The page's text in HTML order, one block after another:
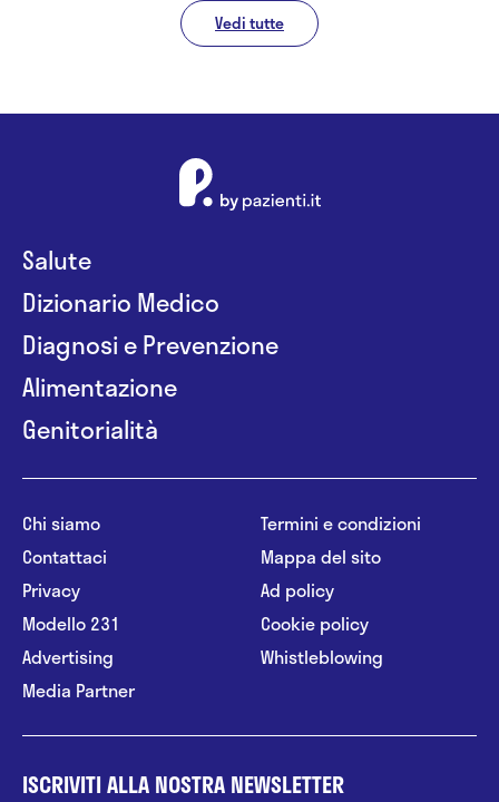
Vedi tutte
Salute
Dizionario Medico
Diagnosi e Prevenzione
Alimentazione
Genitorialità
Chi siamo
Contattaci
Privacy
Modello 231
Advertising
Media Partner
Termini e condizioni
Mappa del sito
Ad policy
Cookie policy
Whistleblowing
ISCRIVITI ALLA NOSTRA NEWSLETTER